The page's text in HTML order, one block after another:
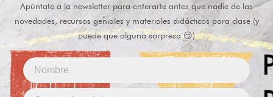
Apúntate a la newsletter para enterarte antes que nadie de las
novedades, recursos geniales y materiales didácticos para clase (y
puede que alguna sorpresa 😏)